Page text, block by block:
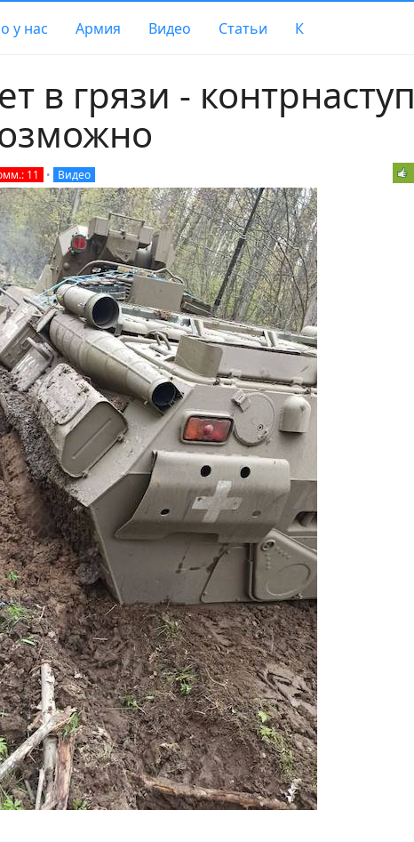
у нас Армия Видео Статьи К
в грязи - контрнаступ
11 • Видео